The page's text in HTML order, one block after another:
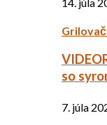
so
7. júla